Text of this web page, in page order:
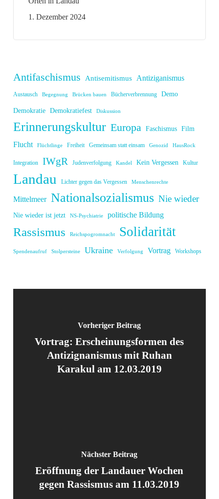
1. Dezember 2024
Antifaschismus Antisemitismus Antiziganismus
Austausch Begegnung Brücken bauen Bücherverbrennung Demo
Demokratie Demokratiefest Diskussion
Erinnerungskultur Europa Faschismus Film
Flucht Flüchtlinge Freiheit Gemeinsam statt einsam Genozid HausRock
Integration IWgR Judenverfolgung Kandel Kein Vergessen Kultur
Landau Lichter gegen das Vergessen Menschenrechte
Mittelmeer Nationalsozialismus Nie wieder
Nie wieder ist jetzt NS-Psychiatrie politische Bildung
Rassismus Reichspogromnacht Solidarität
Spendenaufruf Stolpersteine Ukraine Verfolgung Vortrag Workshops
Vorheriger Beitrag
Vortrag: Erscheinungsformen des
Antizignanismus mit Ruhan
Karakul am 12.03.2019
Nächster Beitrag
Eröffnung der Landauer Wochen
gegen Rassismus am 11.03.2019